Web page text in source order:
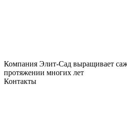
Компания Элит-Сад выращивает
протяжении многих лет
Контакты